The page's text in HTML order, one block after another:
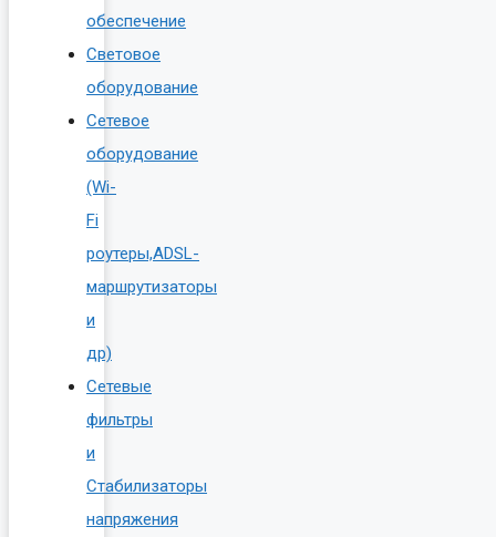
обеспечение
Световое
оборудование
Сетевое
оборудование
(Wi-
Fi
роутеры,ADSL-
маршрутизаторы
и
др)
Сетевые
фильтры
и
Стабилизаторы
напряжения